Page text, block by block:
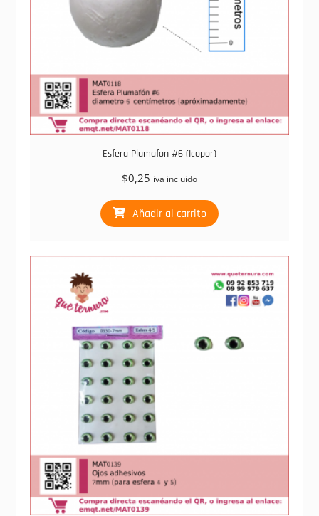
Esfera Plumafon #6 (Icopor)
$0,25 iva incluido
Añadir al carrito